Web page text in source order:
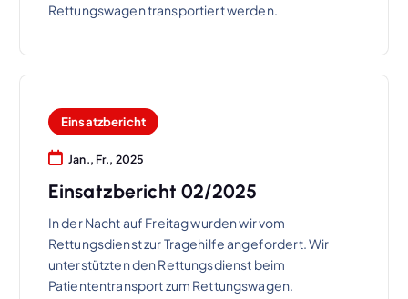
Rettungswagen transportiert werden.
Einsatzbericht
Jan., Fr., 2025
Einsatzbericht 02/2025
In der Nacht auf Freitag wurden wir vom
Rettungsdienst zur Tragehilfe angefordert. Wir
unterstützten den Rettungsdienst beim
Patiententransport zum Rettungswagen.